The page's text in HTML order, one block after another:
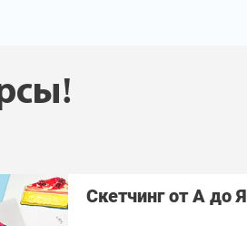
Скетчинг от А до Я